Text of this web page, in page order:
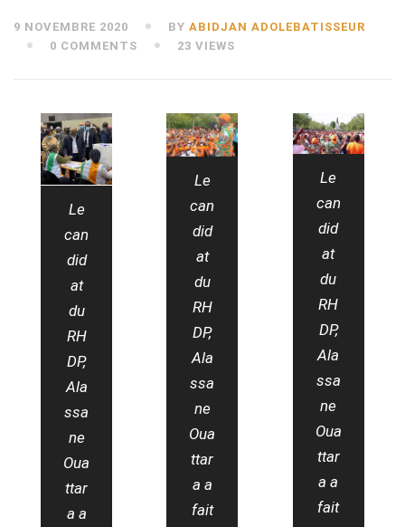
9 NOVEMBRE 2020 BY ABIDJAN ADOLEBATISSEUR
0 COMMENTS
23 VIEWS
Le
can
did
at
du
RH
DP,
Ala
ssa
ne
Oua
ttar
a a
Le
can
did
at
du
RH
DP,
Ala
ssa
ne
Oua
ttar
a a
fait
Le
can
did
at
du
RH
DP,
Ala
ssa
ne
Oua
ttar
a a
fait